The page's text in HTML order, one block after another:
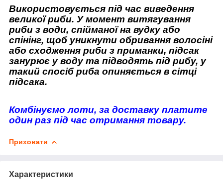
Використовується під час виведення
великої риби. У момент витягування
риби з води, спійманої на вудку або
спінінг, щоб уникнути обривання волосіні
або сходження риби з приманки, підсак
занурює у воду та підводять під рибу, у
такий спосіб риба опиняється в сітці
підсака.
Комбінуємо лоти, за доставку платите
один раз під час отримання товару.
Приховати
Характеристики